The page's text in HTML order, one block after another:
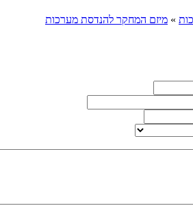
» מיזם המחקר להנדסת מערכות